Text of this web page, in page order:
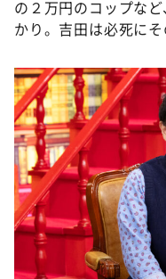
の２万円のコップな
かり。吉田は必死に